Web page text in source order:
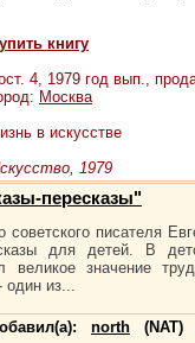
книгу
4, 1979 год вып.,
Москва
в искусстве
1979
пересказы"
советского писателя
для детей. В
великое значение
один из...
north (NAT)